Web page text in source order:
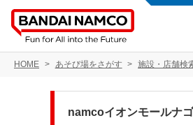
HOME あそび場をさがす 施設・店舗検
namcoイオンモールナ